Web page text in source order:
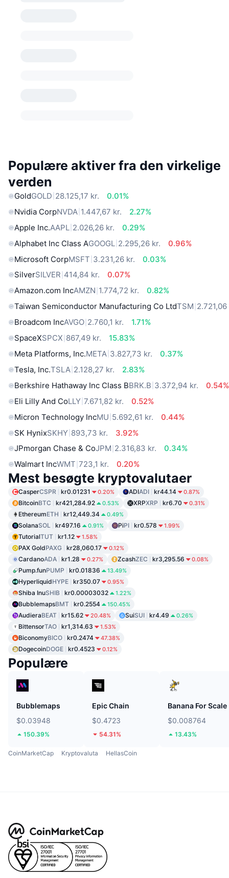
Populære aktiver fra den virkelige
verden
GoldGOLD 28.125,17 kr.
0.01%
Nvidia CorpNVDA 1.447,67 kr.
2.27%
Apple Inc.AAPL 2.026,26 kr.
0.29%
Alphabet Inc Class AGOOGL 2.295,26 kr.
0.96%
Microsoft CorpMSFT 3.231,26 kr.
0.03%
SilverSILVER 414,84 kr.
0.07%
Amazon.com IncAMZN 1.774,72 kr.
0.82%
Taiwan Semiconductor Manufacturing Co LtdTSM 2.721,06
Broadcom IncAVGO 2.760,1 kr.
1.71%
SpaceXSPCX 867,49 kr.
15.83%
Meta Platforms, Inc.META 3.827,73 kr.
0.37%
Tesla, Inc.TSLA 2.128,27 kr.
2.83%
Berkshire Hathaway Inc Class BBRK.B 3.372,94 kr.
0.54%
Eli Lilly And CoLLY 7.671,82 kr.
0.52%
Micron Technology IncMU 5.692,61 kr.
0.44%
SK HynixSKHY 893,73 kr.
3.92%
JPmorgan Chase & CoJPM 2.316,83 kr.
0.34%
Walmart IncWMT 723,1 kr. 0.20%
Mest besøgte kryptovalutaer
CasperCSPR kr0.01231 0.20% ADIADI kr44.14 0.87%
BitcoinBTC kr421,284.92 0.53% XRPXRP kr6.70 0.31%
EthereumETH kr12,449.34 0.49%
SolanaSOL kr497.16 0.91% PiPI kr0.578 1.99%
TutorialTUT kr1.12 1.58%
PAX GoldPAXG kr28,060.17 0.12%
CardanoADA kr1.28 0.27% ZcashZEC kr3,295.56 0.08%
Pump.funPUMP kr0.01836 13.49%
HyperliquidHYPE kr350.07 0.95%
Shiba InuSHIB kr0.00003032 1.22%
BubblemapsBMT kr0.2554 150.45%
AudieraBEAT kr15.62 20.48% SuiSUI kr4.49 0.26%
BittensorTAO kr1,314.63 1.53%
BiconomyBICO kr0.2474 47.38%
DogecoinDOGE kr0.4523 0.12%
Populære
Bubblemaps
$0.03948
150.39%
Epic Chain
$0.4723
54.31%
Banana For Scale
$0.008764
13.43%
CoinMarketCap Kryptovaluta HellasCoin